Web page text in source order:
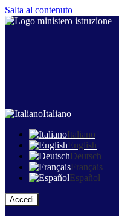
Salta al contenuto
Italiano
Italiano
English
Deutsch
Français
Español
Accedi